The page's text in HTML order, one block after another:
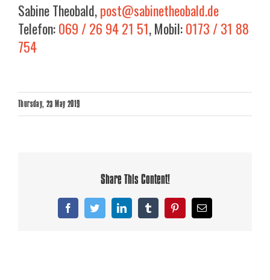
Sabine Theobald,post@sabinetheobald.de
Telefon:069 / 26 94 21 51, Mobil:0173 / 31 88
754
Thursday, 23 May 2019
Share This Content!
FacebookTwitterLinkedInTumblr PinterestEmail